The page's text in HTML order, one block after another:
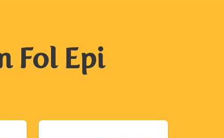
Fol Epi